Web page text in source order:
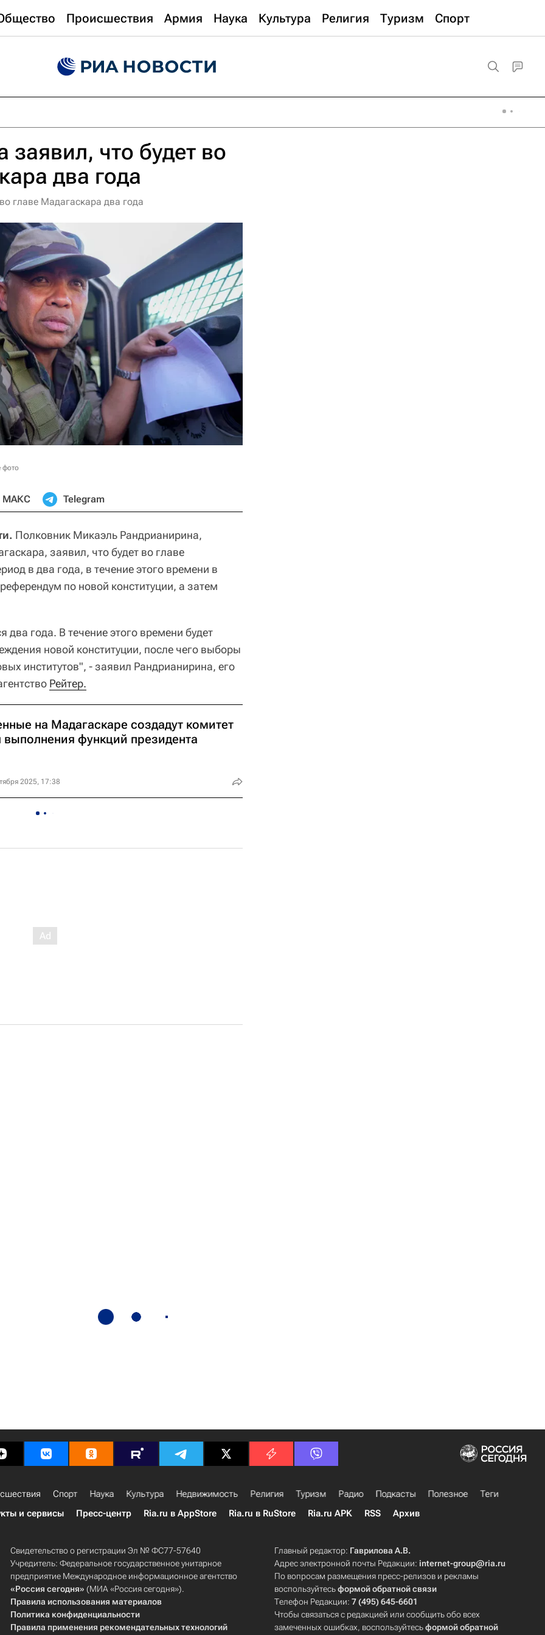
Происшествия Армия Наука Культура Религия Туризм Спорт
заявил, что будет во
два года
главе Мадагаскара два года
фото
МАКС Telegram
Полковник Микаэль Рандрианирина,
заявил, что будет во главе
в два года, в течение этого времени в
по новой конституции, а затем
два года. В течение этого времени будет
новой конституции, после чего выборы
институтов", - заявил Рандрианирина, его
Рейтер.
на Мадагаскаре создадут комитет
выполнения функций президента
2025, 17:38
Спорт Наука Культура Недвижимость Религия Туризм Радио Подкасты Полезное
Теги
и сервисы Пресс-центр Ria.ru в AppStore Ria.ru в RuStore Ria.ru APK RSS Архив
Свидетельство о регистрации Эл № ФС77-57640
Учредитель: Федеральное государственное унитарное
предприятие Международное информационное агентство
«Россия сегодня» (МИА «Россия сегодня»).
Правила использования материалов
Политика конфиденциальности
Правила применения рекомендательных технологий
Главный редактор: Гаврилова А.В.
Адрес электронной почты Редакции:internet-group@ria.ru
По вопросам размещения пресс-релизов и рекламы
воспользуйтесьформой обратной связи
Телефон Редакции:7 (495) 645-6601
Чтобы связаться с редакцией или сообщить обо всех
замеченных ошибках, воспользуйтесьформой обратной